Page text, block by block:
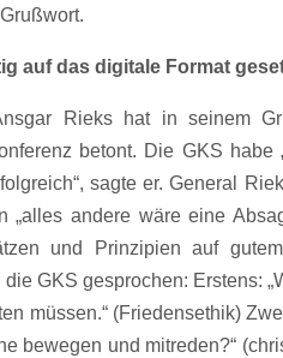
auf das digitale Format
Rieks hat in seinem
betont. Die GKS habe
sagte er. General
„alles andere wäre eine
und Prinzipien auf
GKS gesprochen: Erstens:
müssen.“ (Friedensethik)
bewegen und mitreden?“